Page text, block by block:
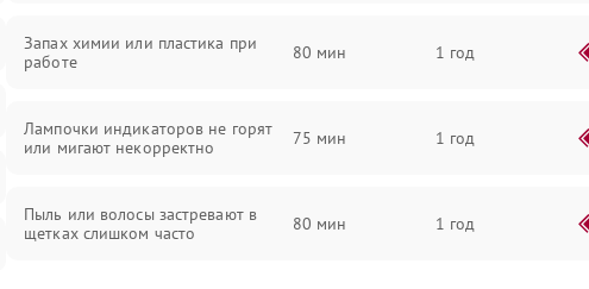
Запах химии или пластика при
работе
80 мин 1 год
Лампочки индикаторов не горят
или мигают некорректно
75 мин 1 год
Пыль или волосы застревают в
щетках слишком часто
80 мин 1 год